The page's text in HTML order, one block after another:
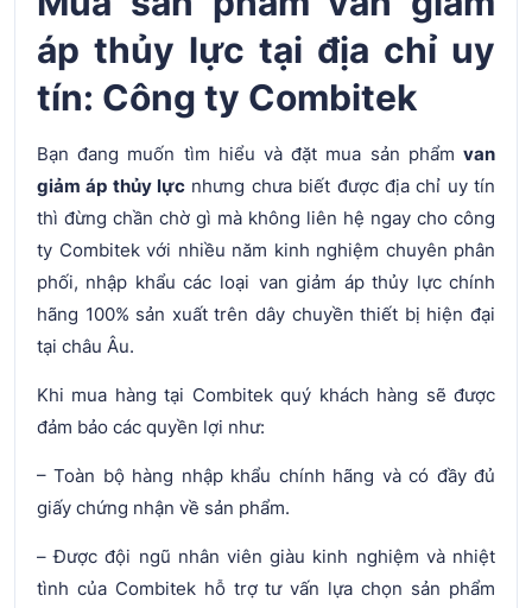
áp thủy lực tại địa chỉ uy
tín: Công ty Combitek
Bạn đang muốn tìm hiểu và đặt mua sản phẩm van
giảm áp thủy lực nhưng chưa biết được địa chỉ uy tín
thì đừng chần chờ gì mà không liên hệ ngay cho công
ty Combitek với nhiều năm kinh nghiệm chuyên phân
phối, nhập khẩu các loại van giảm áp thủy lực chính
hãng 100% sản xuất trên dây chuyền thiết bị hiện đại
tại châu Âu.
Khi mua hàng tại Combitek quý khách hàng sẽ được
đảm bảo các quyền lợi như:
– Toàn bộ hàng nhập khẩu chính hãng và có đầy đủ
giấy chứng nhận về sản phẩm.
– Được đội ngũ nhân viên giàu kinh nghiệm và nhiệt
tình của Combitek hỗ trợ tư vấn lựa chọn sản phẩm